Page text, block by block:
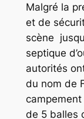
Malgré la
et de
scène
septique
autorités
du nom de
campement
de 5 balles